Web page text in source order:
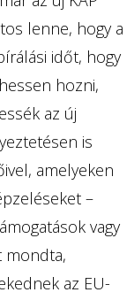
lenne, hogy a
időt, hogy
hozni,
az új
is
amelyeken
–
vagy
mondta,
az EU-